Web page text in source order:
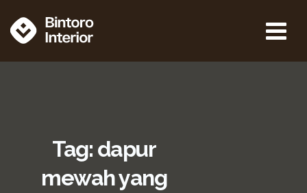
Tag: dapur
mewah yang